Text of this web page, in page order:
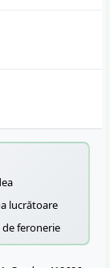
lucrătoare
feronerie